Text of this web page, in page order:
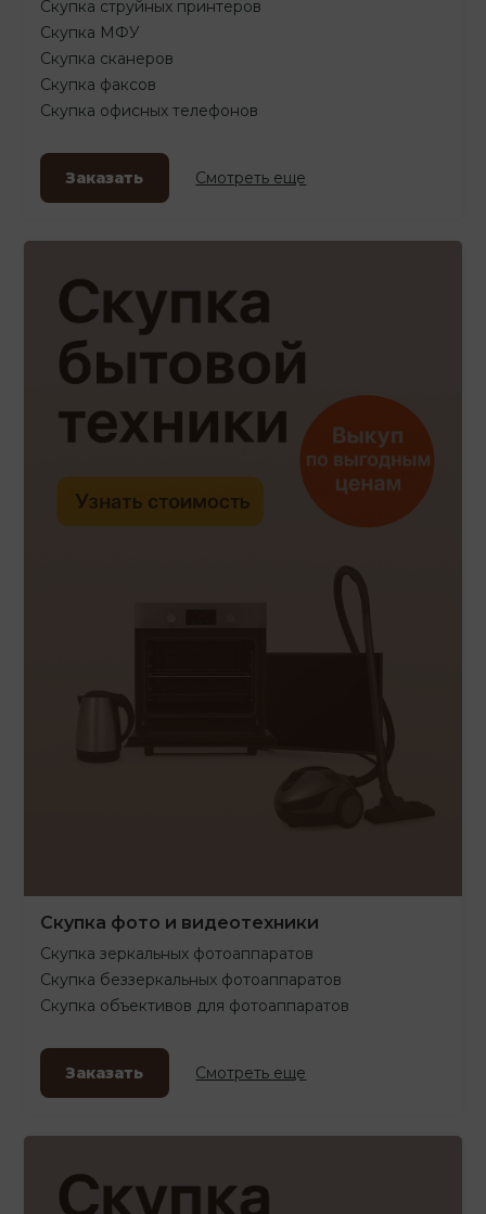
Скупка струйных принтеров
Скупка МФУ
Скупка сканеров
Скупка факсов
Скупка офисных телефонов
Заказать Смотреть еще
Скупка фото и видеотехники
Скупка зеркальных фотоаппаратов
Скупка беззеркальных фотоаппаратов
Скупка объективов для фотоаппаратов
Заказать Смотреть еще